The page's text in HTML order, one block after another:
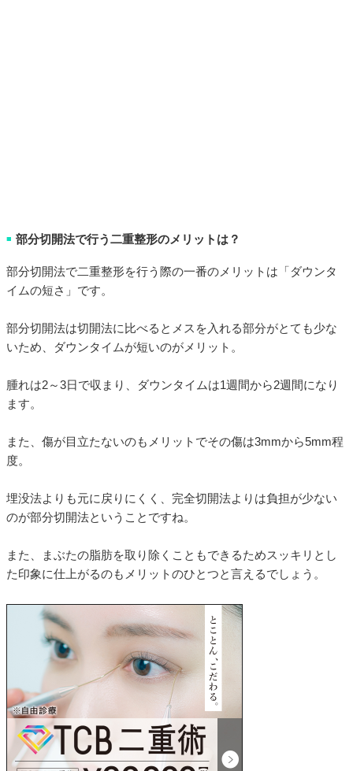
■ 部分切開法で行う二重整形のメリットは？
部分切開法で二重整形を行う際の一番のメリットは「ダウンタ
イムの短さ」です。
部分切開法は切開法に比べるとメスを入れる部分がとても少な
いため、ダウンタイムが短いのがメリット。
腫れは2～3日で収まり、ダウンタイムは1週間から2週間になり
ます。
また、傷が目立たないのもメリットでその傷は3mmから5mm程
度。
埋没法よりも元に戻りにくく、完全切開法よりは負担が少ない
のが部分切開法ということですね。
また、まぶたの脂肪を取り除くこともできるためスッキリとし
た印象に仕上がるのもメリットのひとつと言えるでしょう。